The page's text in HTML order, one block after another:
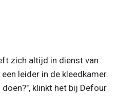
zich altijd in dienst van
leider in de kleedkamer.
klinkt het bij Defour